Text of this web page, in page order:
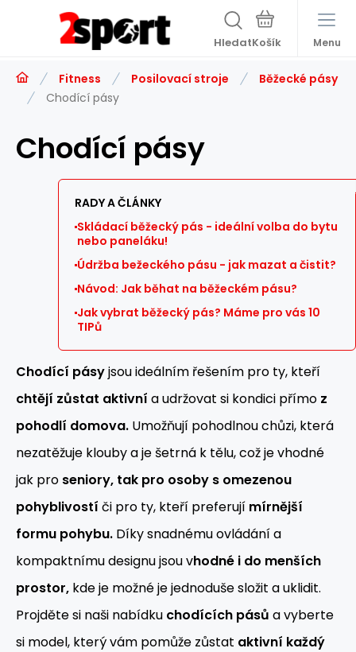
Hledat Menu
Fitness Posilovací stroje
Běžecké pásy
Chodící pásy
Chodící pásy
RADY A ČLÁNKY
Skládací běžecký pás - ideální volba do bytu
nebo paneláku!
Údržba bežeckého pásu - jak mazat a čistit?
Návod: Jak běhat na běžeckém pásu?
Jak vybrat běžecký pás? Máme pro vás 10
TIPů
Chodící pásyjsou ideálním řešením pro ty, kteří
chtějí zůstat aktivní a udržovat si kondici přímo z
pohodlí domova. Umožňují pohodlnou chůzi, která
nezatěžuje klouby a je šetrná k tělu, což je vhodné
jak pro seniory, tak pro osoby s omezenou
pohyblivostí či pro ty, kteří preferují mírnější
formu pohybu. Díky snadnému ovládání a
kompaktnímu designu jsou vhodné i do menších
prostor, kde je možné je jednoduše složit a uklidit.
Projděte si naši nabídku chodících pásů a vyberte
si model, který vám pomůže zůstat aktivní každý